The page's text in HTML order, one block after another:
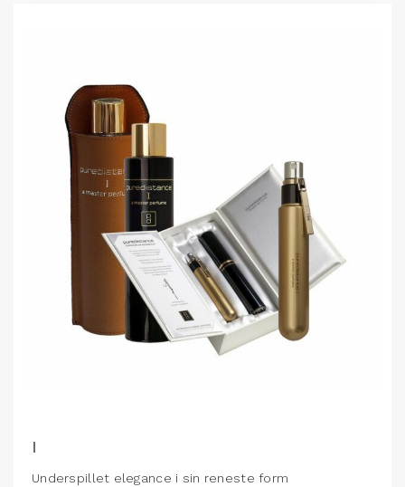
I
Underspillet elegance i sin reneste form